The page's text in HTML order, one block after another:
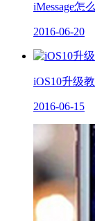
iMessage怎
2016-06-20
iOS10升级
2016-06-15